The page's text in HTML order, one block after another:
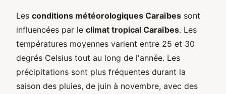
Les conditions météorologiques Caraïbes sont
influencées par le climat tropical Caraïbes. Les
températures moyennes varient entre 25 et 30
degrés Celsius tout au long de l'année. Les
précipitations sont plus fréquentes durant la
saison des pluies, de juin à novembre, avec des